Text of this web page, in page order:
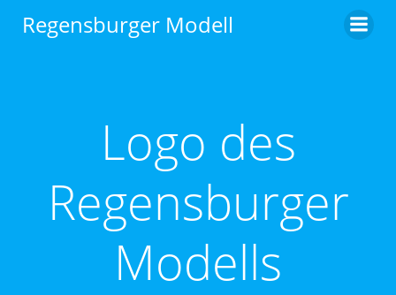
Inhalt
Regensburger Modell
Logo des
Regensburger
Modells